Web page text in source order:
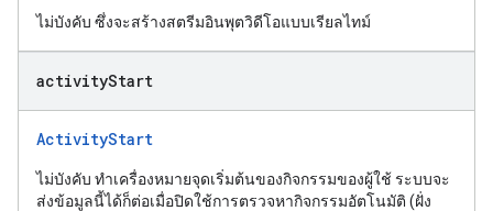
ไม่บังคับ ซึ่งจะสร้างสตรีมอินพุตวิดีโอแบบเรียลไทม์
activityStart
ActivityStart
ไม่บังคับ ทําเครื่องหมายจุดเริ่มต้นของกิจกรรมของผู้ใช้ ระบบจะ
ส่งข้อมูลนี้ได้ก็ต่อเมื่อปิดใช้การตรวจหากิจกรรมอัตโนมัติ (ฝั่ง